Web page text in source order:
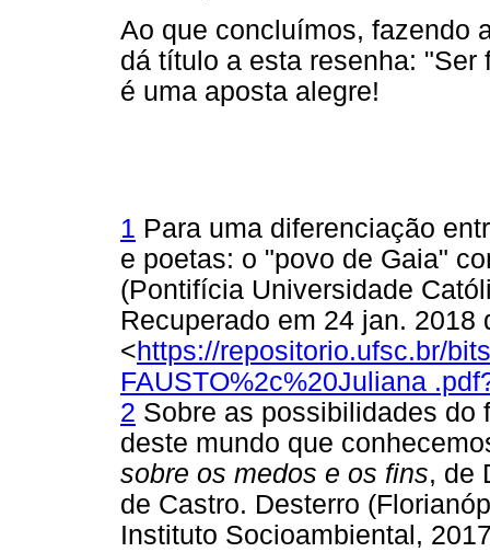
Ao que concluímos, fazendo
dá título a esta resenha:
é uma aposta alegre!
1 Para uma diferenciação
e poetas: o "povo de Gaia"
(Pontifícia Universidade
Recuperado em 24 jan. 2018
<https://repositorio.ufsc.br/
FAUSTO%2c%20Juliana
2 Sobre as possibilidades do
deste mundo que
sobre os medos e os fins, de
de Castro. Desterro
Instituto Socioambiental,